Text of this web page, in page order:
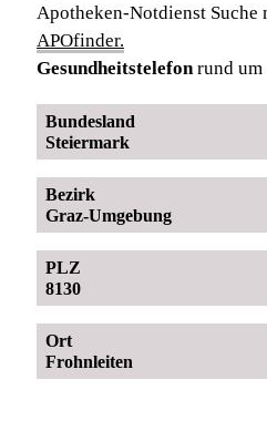
Apotheken-Notdienst Suche
APOfinder.
Gesundheitstelefon rund
Bundesland
Steiermark
Bezirk
Graz-Umgebung
PLZ
8130
Ort
Frohnleiten